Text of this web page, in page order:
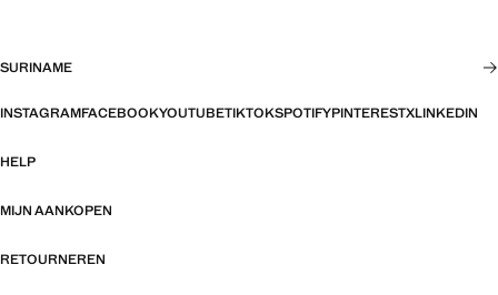
SURINAME
INSTAGRAMFACEBOOKYOUTUBETIKTOKSPOTIFYPINTERESTXLINKEDIN
HELP
MIJN AANKOPEN
RETOURNEREN